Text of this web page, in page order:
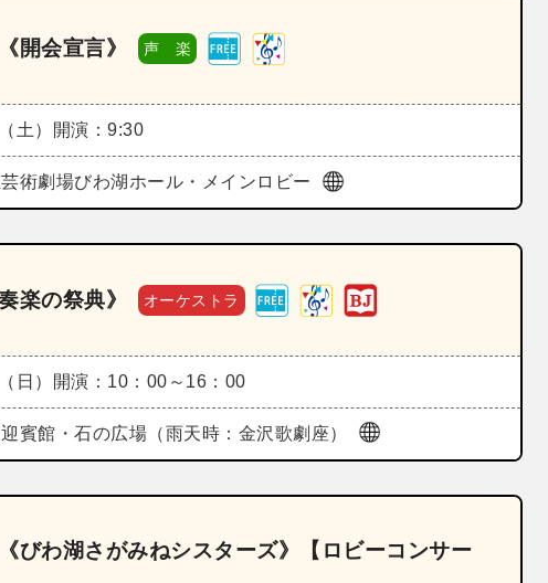
開会宣言》 声 楽
土） 開演：9:30
術劇場びわ湖ホール・メインロビー
楽の祭典》 オーケストラ
日） 開演：10：00～16：00
賓館・石の広場（雨天時：金沢歌劇座）
わ湖さがみねシスターズ》【ロビーコンサー